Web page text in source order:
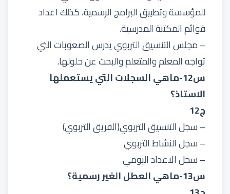
للمؤسسة وتطبيق البرامج الرسمية، كذلك اعداد
قوائم المكتبة المدرسية.
– مجلس التنسيق التربوي يدرس الصعوبات التي
تواجه المعلم والمتعلم والبحث عن حلولها.
س12-ماهي السجلات التي يستعملها
الاستاذ؟
ج12
– سجل التنسيق التربوي(الفريق التربوي)
– سجل النشاط التربوي
– سجل الاعداد اليومي
س13-ماهي العطل الغير رسمية؟